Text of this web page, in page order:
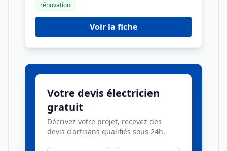
rénovation
Voir la fiche
Votre devis électricien
gratuit
Décrivez votre projet, recevez des
devis d'artisans qualifiés sous 24h.